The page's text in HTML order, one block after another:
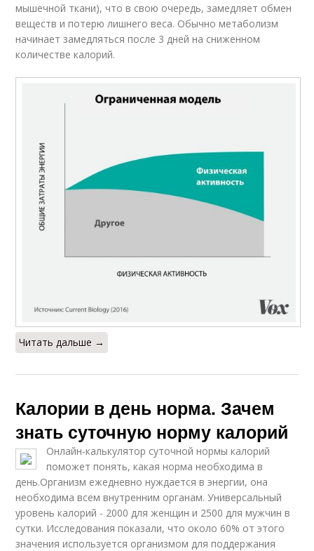
мышечной ткани), что в свою очередь, замедляет обмен
веществ и потерю лишнего веса. Обычно метаболизм
начинает замедляться после 3 дней на сниженном
количестве калорий.
Читать дальше →
Калории в день норма. Зачем
знать суточную норму калорий
Онлайн-калькулятор суточной нормы калорий
поможет понять, какая норма необходима в
день.Организм ежедневно нуждается в энергии, она
необходима всем внутренним органам. Универсальный
уровень калорий - 2000 для женщин и 2500 для мужчин в
сутки. Исследования показали, что около 60% от этого
значения используется организмом для поддержания